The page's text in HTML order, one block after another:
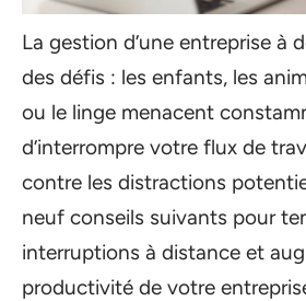
La gestion d’une entreprise à
des défis : les enfants, les
ou le linge menacent
d’interrompre votre flux de
contre les distractions
neuf conseils suivants pour
interruptions à distance et
productivité de votre